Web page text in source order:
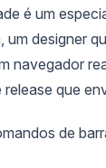
é um
um designer
navegador
que
de